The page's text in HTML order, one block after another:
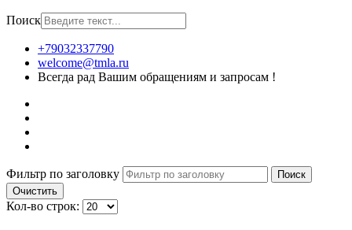
Поиск
+79032337790
welcome@tmla.ru
Всегда рад Вашим обращениям и запросам !
Фильтр по заголовку
Поиск
Очистить
Кол-во строк: